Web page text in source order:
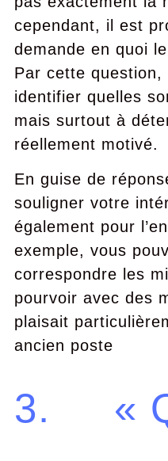
cependant, il est
demande en quoi
Par cette
identifier quelles
mais surtout à
réellement motivé.
En guise de
souligner votre
également pour
exemple, vous
correspondre les
pourvoir avec des
plaisait
ancien poste
3. «